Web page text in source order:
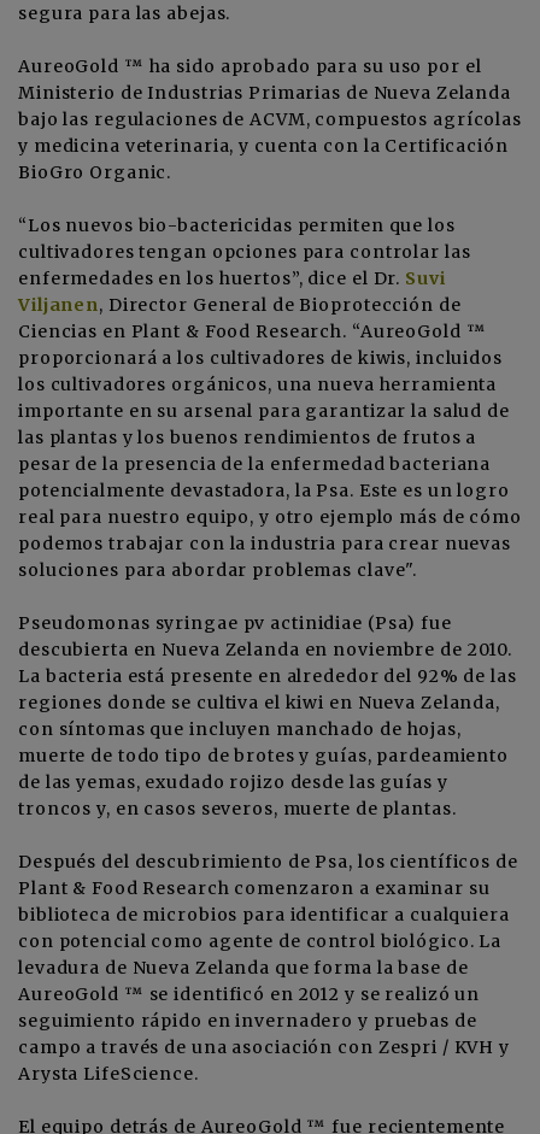
segura para las abejas.
AureoGold ™ ha sido aprobado para su uso por el
Ministerio de Industrias Primarias de Nueva Zelanda
bajo las regulaciones de ACVM, compuestos agrícolas
y medicina veterinaria, y cuenta con la Certificación
BioGro Organic.
“Los nuevos bio-bactericidas permiten que los
cultivadores tengan opciones para controlar las
enfermedades en los huertos”, dice el Dr. Suvi
Viljanen, Director General de Bioprotección de
Ciencias en Plant & Food Research. “AureoGold ™
proporcionará a los cultivadores de kiwis, incluidos
los cultivadores orgánicos, una nueva herramienta
importante en su arsenal para garantizar la salud de
las plantas y los buenos rendimientos de frutos a
pesar de la presencia de la enfermedad bacteriana
potencialmente devastadora, la Psa. Este es un logro
real para nuestro equipo, y otro ejemplo más de cómo
podemos trabajar con la industria para crear nuevas
soluciones para abordar problemas clave".
Pseudomonas syringae pv actinidiae (Psa) fue
descubierta en Nueva Zelanda en noviembre de 2010.
La bacteria está presente en alrededor del 92% de las
regiones donde se cultiva el kiwi en Nueva Zelanda,
con síntomas que incluyen manchado de hojas,
muerte de todo tipo de brotes y guías, pardeamiento
de las yemas, exudado rojizo desde las guías y
troncos y, en casos severos, muerte de plantas.
Después del descubrimiento de Psa, los científicos de
Plant & Food Research comenzaron a examinar su
biblioteca de microbios para identificar a cualquiera
con potencial como agente de control biológico. La
levadura de Nueva Zelanda que forma la base de
AureoGold ™ se identificó en 2012 y se realizó un
seguimiento rápido en invernadero y pruebas de
campo a través de una asociación con Zespri / KVH y
Arysta LifeScience.
El equipo detrás de AureoGold ™ fue recientemente